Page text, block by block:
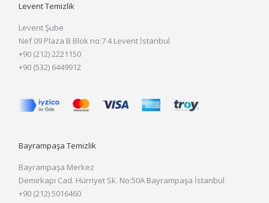
Levent Temizlik
Levent Şube
Nef 09 Plaza B Blok no:7 4 Levent İstanbul
+90 (212) 2221150
+90 (532) 6449912
Bayrampaşa Temizlik
Bayrampaşa Merkez
Demirkapı Cad. Hürriyet Sk. No:50A Bayrampaşa İstanbul
+90 (212) 5016460